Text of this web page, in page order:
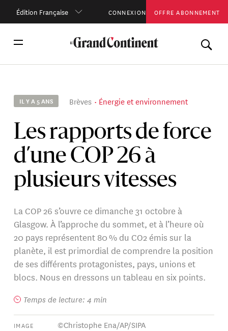
Édition Française CONNEXION OFFRE ABONNEMENT
IL Y A 5 ANS Brèves Énergie et environnement
Les rapports de force
d’une COP 26 à
plusieurs vitesses
La COP 26 s’ouvre ce dimanche 31 octobre à
Glasgow. À l’approche du sommet, et à l’heure où
20 pays représentent 80 % du CO2 émis sur la
planète, il est primordial de comprendre la position
de ses différents protagonistes, pays, unions et
blocs. Nous en dressons un tableau en six points.
Temps de lecture: 4 min
IMAGE ©Christophe Ena/AP/SIPA